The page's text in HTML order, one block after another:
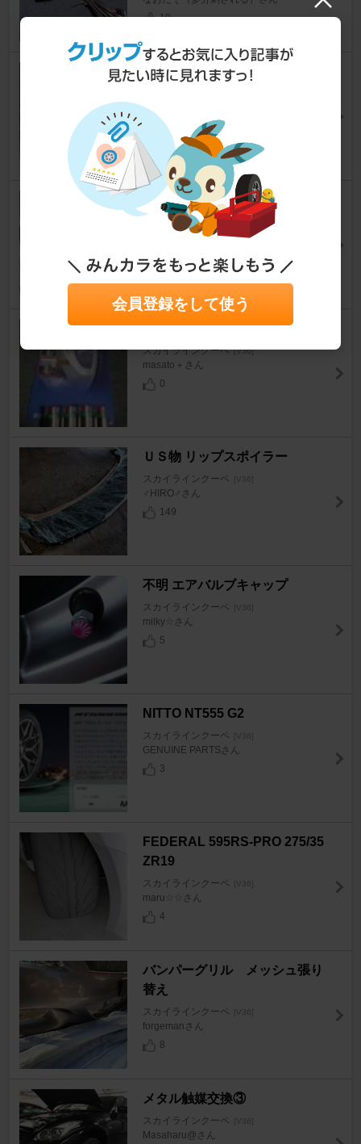
10
Power Craft フロントパイプ
☆ANDYさん
12
IMPUL IMPUL COIL SPRING
スカイラインクーペ [V36]
hikaluxさん
0
ピットイン 空気圧の見張り番
スカイラインクーペ [V36]
masato＋さん
0
ＵＳ物 リップスポイラー
スカイラインクーペ [V36]
♂HIRO♂さん
149
不明 エアバルブキャップ
スカイラインクーペ [V36]
milky☆さん
5
NITTO NT555 G2
スカイラインクーペ [V36]
GENUINE PARTSさん
3
FEDERAL 595RS-PRO 275/35
ZR19
スカイラインクーペ [V36]
maru☆☆さん
4
バンパーグリル メッシュ張り
替え
スカイラインクーペ [V36]
forgemanさん
8
メタル触媒交換③
スカイラインクーペ [V36]
Masaharu@さん
会員登録をして使う